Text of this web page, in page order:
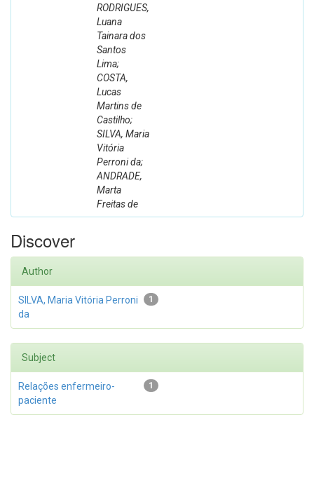
RODRIGUES,
Luana
Tainara dos
Santos
Lima;
COSTA,
Lucas
Martins de
Castilho;
SILVA, Maria
Vitória
Perroni da;
ANDRADE,
Marta
Freitas de
Discover
Author
1
SILVA, Maria Vitória Perroni
da
Subject
1
Relações enfermeiro-
paciente